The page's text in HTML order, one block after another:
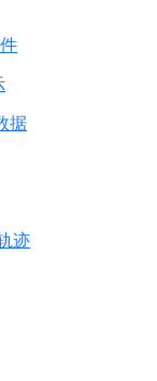
据
迹